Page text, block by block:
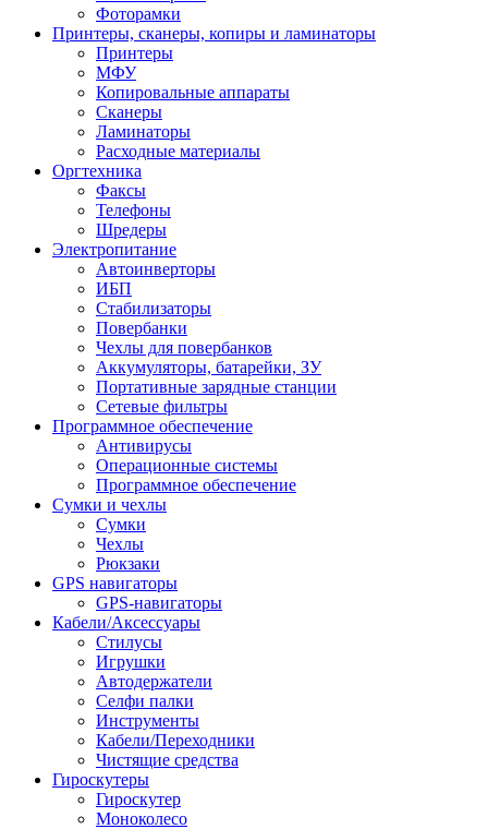
Фоторамки
Принтеры, сканеры, копиры и ламинаторы
Принтеры
МФУ
Копировальные аппараты
Сканеры
Ламинаторы
Расходные материалы
Оргтехника
Факсы
Телефоны
Шредеры
Электропитание
Автоинверторы
ИБП
Стабилизаторы
Повербанки
Чехлы для повербанков
Аккумуляторы, батарейки, ЗУ
Портативные зарядные станции
Сетевые фильтры
Программное обеспечение
Антивирусы
Операционные системы
Программное обеспечение
Сумки и чехлы
Сумки
Чехлы
Рюкзаки
GPS навигаторы
GPS-навигаторы
Кабели/Аксессуары
Стилусы
Игрушки
Автодержатели
Селфи палки
Инструменты
Кабели/Переходники
Чистящие средства
Гироскутеры
Гироскутер
Моноколесо